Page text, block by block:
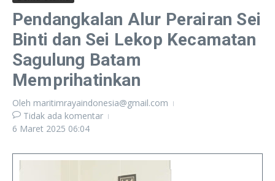
Pendangkalan Alur Perairan Sei
Binti dan Sei Lekop Kecamatan
Sagulung Batam
Memprihatinkan
Oleh maritimrayaindonesia@gmail.com
Tidak ada komentar
6 Maret 2025 06:04